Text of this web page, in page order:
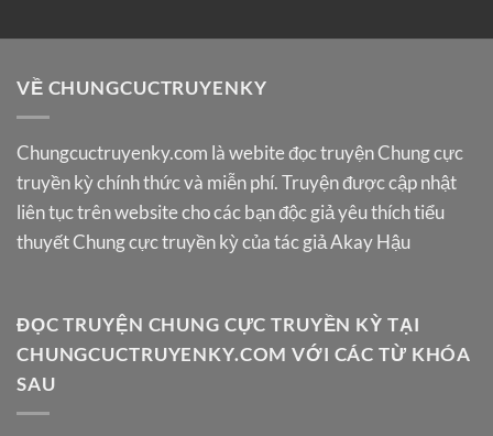
VỀ CHUNGCUCTRUYENKY
Chungcuctruyenky.com là webite đọc truyện Chung cực
truyền kỳ chính thức và miễn phí. Truyện được cập nhật
liên tục trên website cho các bạn độc giả yêu thích tiểu
thuyết Chung cực truyền kỳ của tác giả Akay Hậu
ĐỌC TRUYỆN CHUNG CỰC TRUYỀN KỲ TẠI
CHUNGCUCTRUYENKY.COM VỚI CÁC TỪ KHÓA
SAU